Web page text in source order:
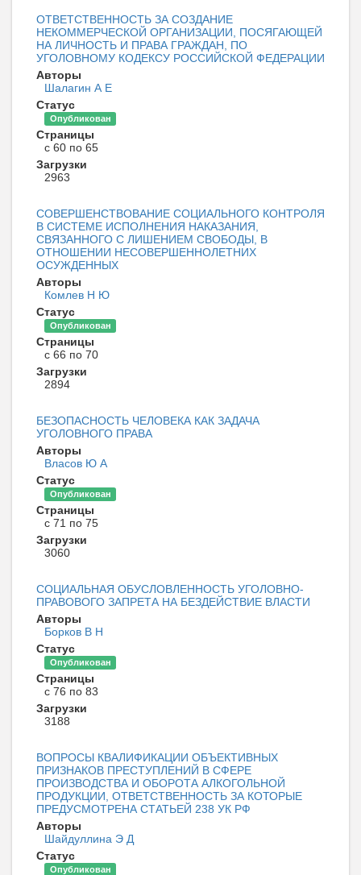
ОТВЕТСТВЕННОСТЬ ЗА СОЗДАНИЕ
НЕКОММЕРЧЕСКОЙ ОРГАНИЗАЦИИ, ПОСЯГАЮЩЕЙ
НА ЛИЧНОСТЬ И ПРАВА ГРАЖДАН, ПО
УГОЛОВНОМУ КОДЕКСУ РОССИЙСКОЙ ФЕДЕРАЦИИ
Авторы
Шалагин А Е
Статус
Опубликован
Страницы
с 60 по 65
Загрузки
2963
СОВЕРШЕНСТВОВАНИЕ СОЦИАЛЬНОГО КОНТРОЛЯ
В СИСТЕМЕ ИСПОЛНЕНИЯ НАКАЗАНИЯ,
СВЯЗАННОГО С ЛИШЕНИЕМ СВОБОДЫ, В
ОТНОШЕНИИ НЕСОВЕРШЕННОЛЕТНИХ
ОСУЖДЕННЫХ
Авторы
Комлев Н Ю
Статус
Опубликован
Страницы
с 66 по 70
Загрузки
2894
БЕЗОПАСНОСТЬ ЧЕЛОВЕКА КАК ЗАДАЧА
УГОЛОВНОГО ПРАВА
Авторы
Власов Ю А
Статус
Опубликован
Страницы
с 71 по 75
Загрузки
3060
СОЦИАЛЬНАЯ ОБУСЛОВЛЕННОСТЬ УГОЛОВНО-
ПРАВОВОГО ЗАПРЕТА НА БЕЗДЕЙСТВИЕ ВЛАСТИ
Авторы
Борков В Н
Статус
Опубликован
Страницы
с 76 по 83
Загрузки
3188
ВОПРОСЫ КВАЛИФИКАЦИИ ОБЪЕКТИВНЫХ
ПРИЗНАКОВ ПРЕСТУПЛЕНИЙ В СФЕРЕ
ПРОИЗВОДСТВА И ОБОРОТА АЛКОГОЛЬНОЙ
ПРОДУКЦИИ, ОТВЕТСТВЕННОСТЬ ЗА КОТОРЫЕ
ПРЕДУСМОТРЕНА СТАТЬЕЙ 238 УК РФ
Авторы
Шайдуллина Э Д
Статус
Опубликован